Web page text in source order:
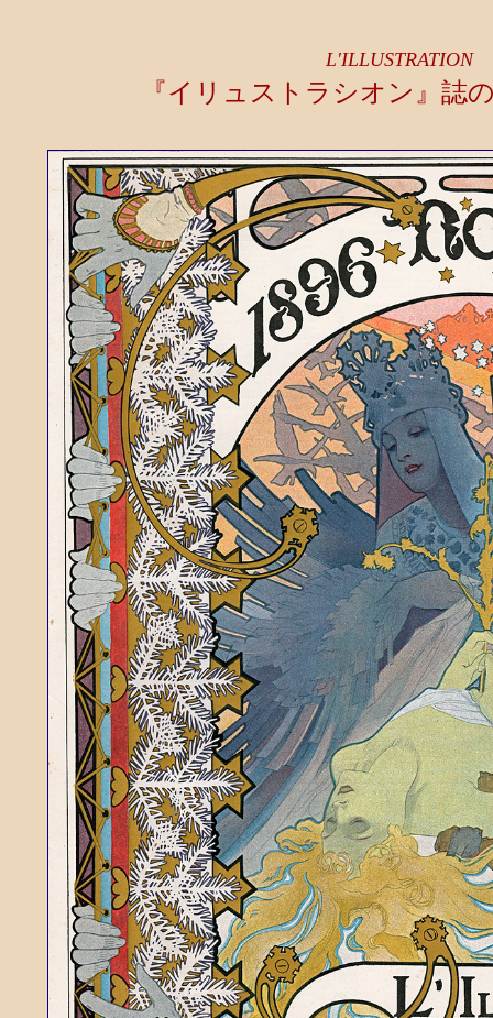
L'ILLUSTRATION
『イリュストラシオン』誌